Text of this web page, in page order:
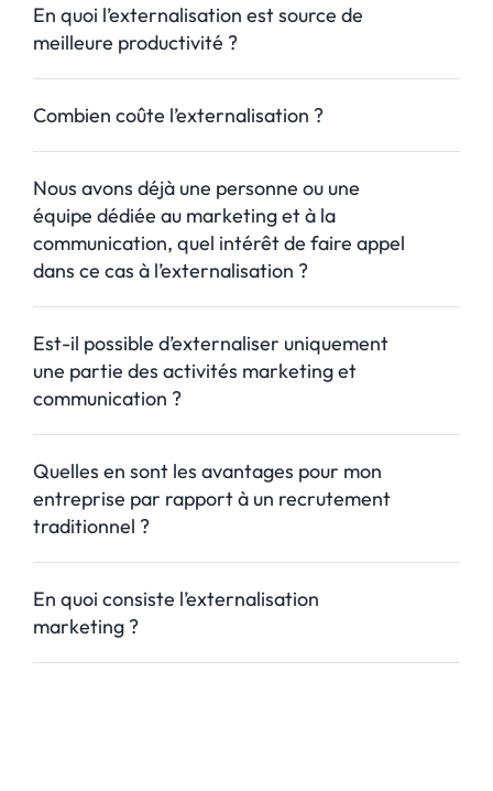
En quoi l’externalisation est source de
meilleure productivité ?
Combien coûte l’externalisation ?
Nous avons déjà une personne ou une
équipe dédiée au marketing et à la
communication, quel intérêt de faire appel
dans ce cas à l’externalisation ?
Est-il possible d’externaliser uniquement
une partie des activités marketing et
communication ?
Quelles en sont les avantages pour mon
entreprise par rapport à un recrutement
traditionnel ?
En quoi consiste l’externalisation
marketing ?